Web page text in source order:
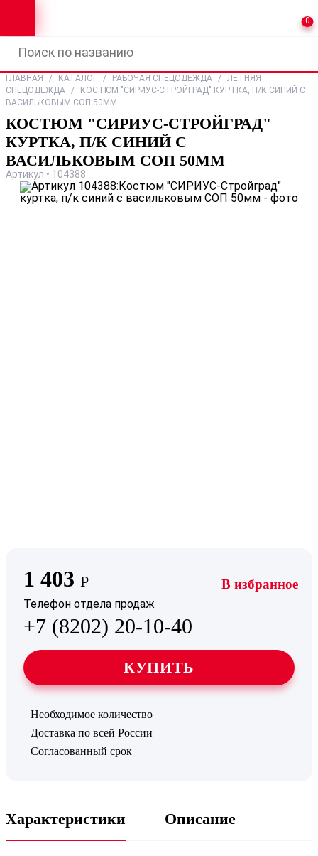
0
ГЛАВНАЯ / КАТАЛОГ / РАБОЧАЯ СПЕЦОДЕЖДА /
ЛЕТНЯЯ
СПЕЦОДЕЖДА
/
КОСТЮМ "СИРИУС-СТРОЙГРАД" КУРТКА, П/К СИНИЙ С
ВАСИЛЬКОВЫМ СОП 50ММ
КОСТЮМ "СИРИУС-СТРОЙГРАД"
КУРТКА, П/К СИНИЙ С
ВАСИЛЬКОВЫМ СОП 50ММ
Артикул • 104388
В избранное
1 403 Р
Телефон отдела продаж
+7 (8202) 20-10-40
КУПИТЬ
Необходимое количество
Доставка по всей России
Согласованный срок
Характеристики Описание